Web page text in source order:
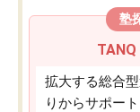
塾
拡大する総合
りからサポート